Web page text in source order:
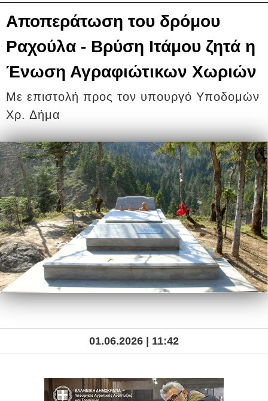
Αποπεράτωση του δρόμου
Ραχούλα - Βρύση Ιτάμου ζητά η
Ένωση Αγραφιώτικων Χωριών
Με επιστολή προς τον υπουργό Υποδομών
Χρ. Δήμα
01.06.2026 | 11:42